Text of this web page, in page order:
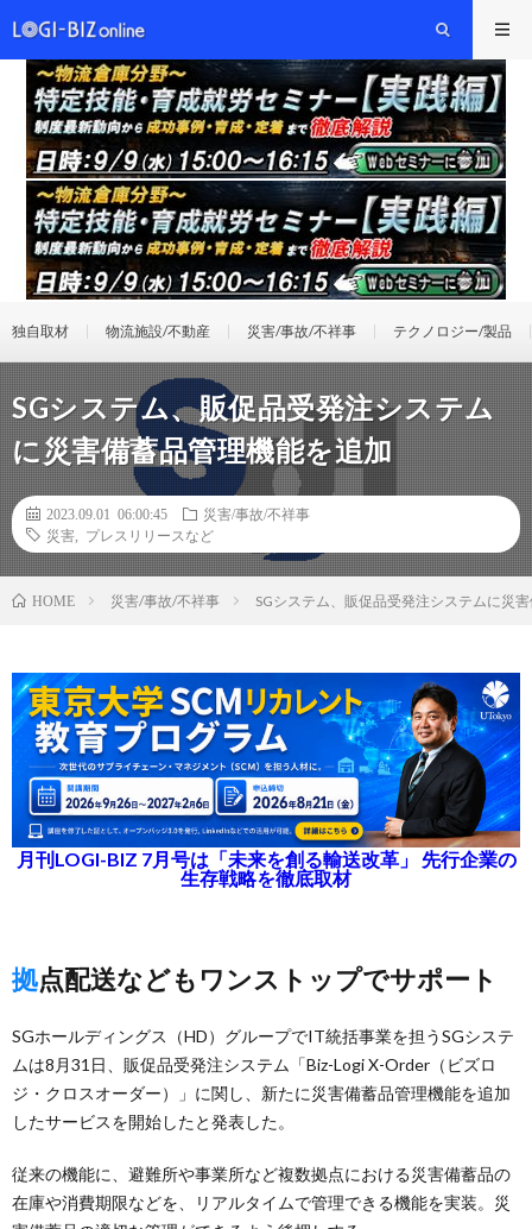
独自取材 物流施設/不動産 災害/事故/不祥事 テクノロジー/製品
SGシステム、販促品受発注システム
に災害備蓄品管理機能を追加
2023.09.01 06:00:45
災害/事故/不祥事
災害
プレスリリースなど
HOME 災害/事故/不祥事 SGシステム、販促品受発注システムに災
月刊LOGI-BIZ 7月号は「未来を創る輸送改革」 先行企業の
生存戦略を徹底取材
拠点配送などもワンストップでサポート
SGホールディングス（HD）グループでIT統括事業を担うSGシステ
ムは8月31日、販促品受発注システム「Biz-Logi X-Order（ビズロ
ジ・クロスオーダー）」に関し、新たに災害備蓄品管理機能を追加
したサービスを開始したと発表した。
従来の機能に、避難所や事業所など複数拠点における災害備蓄品の
在庫や消費期限などを、リアルタイムで管理できる機能を実装。災